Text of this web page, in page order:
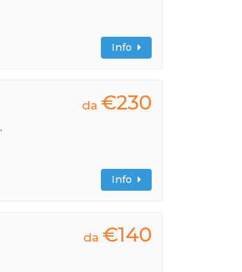
Info
da €230
Info
da €140